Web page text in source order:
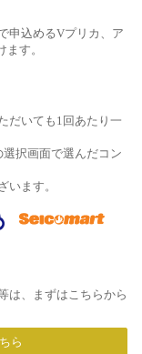
申込めるVプリカ、ア
す。
だいても1回あたり一
択画面で選んだコン
ます。
は、まずはこちらから
ら